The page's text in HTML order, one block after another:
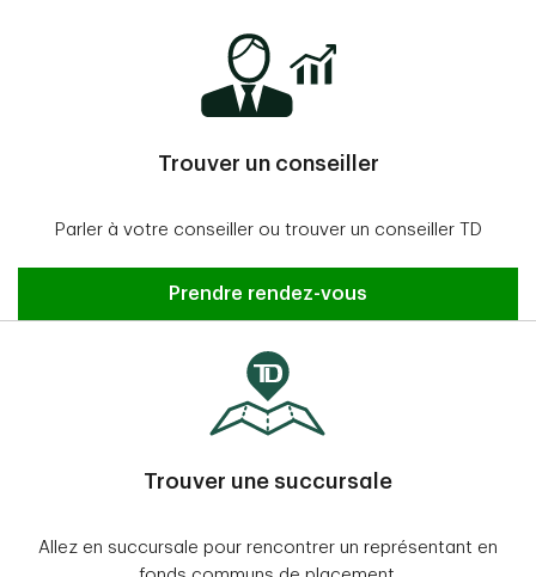
Trouver un conseiller
Parler à votre conseiller ou trouver un conseiller TD
Prendre rendez-vous
Trouver une succursale
Allez en succursale pour rencontrer un représentant en